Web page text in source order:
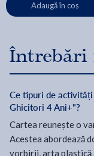
Adaugă în coș
Întrebări
Ce tipuri de activități
Ghicitori 4 Ani+"?
Cartea reunește o
Acestea abordează
vorbirii, arta plastică